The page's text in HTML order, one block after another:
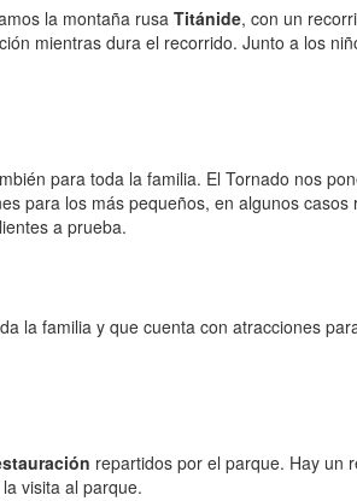
la montaña rusa Titánide, con un
mientras dura el recorrido. Junto a los
para toda la familia. El Tornado nos
para los más pequeños, en algunos casos
a prueba.
la familia y que cuenta con atracciones
repartidos por el parque. Hay un
visita al parque.